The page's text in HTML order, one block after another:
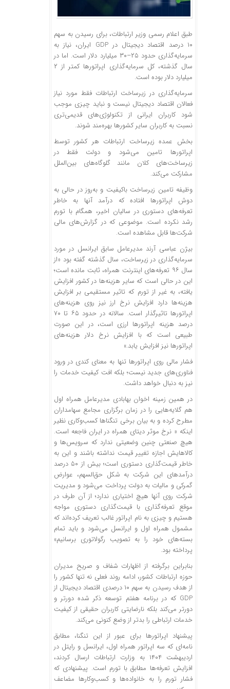
طبق اعلام رسمی وزیر ارتباطات، برای رسیدن به سهم
۱۰ درصد اقتصاد دیجیتال در GDP ایران، نیاز به
سرمایه‌گذاری حدود ۲۵–۳۰ میلیارد دلار است. اما در
سال گذشته، کل سرمایه‌گذاری اپراتورها کمتر از ۲
میلیارد دلار بوده است.
سرمایه‌گذاری در زیرساخت ارتباطات فقط مورد نیاز
فعالان اقتصاد دیجیتال نیست و نباید چیزی موجب
شود کاربران ایرانی از تکنولوژی‌های قدیمی‌تری
نسبت به کاربران سایر کشورها بهره‌مند شوند.
بخش عمده زیرساخت‌ ارتباطات هر کشور توسط
اپراتورها تامین می‌شود و دولت فقط در
زیرساخت‌های کلان مانند گلوگاه‌های بین‌الملل
مشارکت می‌کند.
وظیفه تامین زیرساخت باکیفیت و به‌روز در حالی به
دوش اپراتورها افتاده که درآمد آنها به خاطر
تعرفه‌های دستوری در سالیان اخیر، همگام با تورم
رشد نکرده است. موضوعی که در گزارش‌های مالی
شرکت‌ها قابل مشاهده است.
بیژن عباسی آرند مدیرعامل سابق ایرانسل در مورد
سرمایه‌گذاری در زیرساخت، سال گذشته گفته بود «از
سال ۹۶ تعرفه‌های اینترنت همراه، ثابت مانده است؛
این در حالی است که سایر هزینه‌ها در کشور افزایش
یافته، به غیر از تورم که تاثیر مستقیمی بر افزایش
هزینه‌ها دارد افزایش نرخ ارز نیز روی هزینه‌های
اپراتورها تاثیرگذار است. سالانه در حدود ۶۵ تا ۷۰
درصد هزینه اپراتورها ارزی است، در این صورت
طبیعی است که با افزایش نرخ دلار هزینه‌های
اپراتورها نیز افزایش یابد.»
فشار مالی روی اپراتورها تنها به معنای کندی در ورود
فناوری‌های جدید نیست؛ بلکه افت کیفیت خدمات را
نیز به دنبال خواهد داشت.
در همین زمینه اخوان بهابادی مدیرعامل همراه اول
هم گلایه‌هایی را در زمان برگزاری مجامع سهامداران
مطرح کرده و به بیان برخی تنگناها کسب‌وکاری نظیر
اینکه « نرخ موثر دیتای همراه در ایران فاجعه است.
هیچ صنعتی چنین وضعیتی ندارد که سرویس‌ها و
کالاهایش اجازه تغییر قیمت نداشته باشند و این به
خاطر قیمت‌گذاری دستوری است؛ بیش از ۵۰ درصد
درآمدهای این شرکت به شکل حق‌السهم، عوارض
گمرکی و مالیات به دولت پرداخت می‌شود و مدیریت
شرکت روی آنها هیچ اختیاری ندارد؛ از آن طرف در
موقع تعرفه‌گذاری با قیمت‌گذاری دستوری مواجه
هستیم و چیزی به نام اپراتور غالب تعریف کرده‌اند که
مشمول همراه اول و ایرانسل می‌شود و باید تمام
بسته‌های خود را به تصویب رگولاتوری برسانیم»
پرداخته بود.
بنابراین برگرفته از اظهارات شفاف و صریح مدیران
حوزه ارتباطات کشور، ادامه روند فعلی نه تنها کشور را
از هدف رسیدن به سهم ۱۰ درصدی اقتصاد دیجیتال از
GDP که در برنامه هفتم توسعه ذکر شده دورتر و
دورتر می‌کند بلکه نارضایتی کاربران حقیقی از کیفیت
خدمات ارتباطی را بدتر از وضع کنونی می‌کند.
پیشنهاد اپراتورها برای عبور از این تنگنا، مطابق
نامه‌ای که سه اپراتور همراه اول، ایرانسل و رایتل در
اردیبهشت ۱۴۰۴ به وزارت ارتباطات ارسال کردند،
افزایش تعرفه‌ها مطابق با تورم است. پیشنهادی که
فشار تورم را به خانواده‌ها و کسب‌وکارها مضاعف